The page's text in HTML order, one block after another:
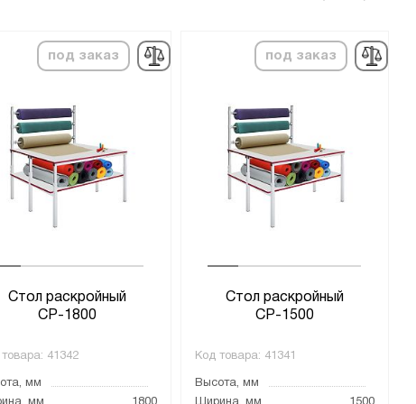
под заказ
Стол раскройный
СР-1800
41342
мм
под заказ
Стол раскройный
СР-1500
Код товара: 41341
Высота, мм